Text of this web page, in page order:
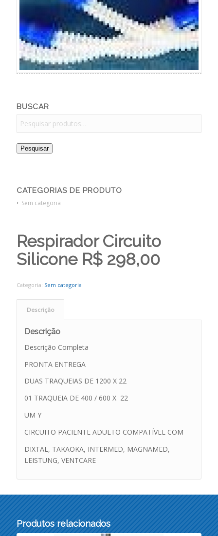
BUSCAR
Pesquisar
CATEGORIAS DE PRODUTO
Sem categoria
Respirador Circuito
Silicone R$ 298,00
Categoria: Sem categoria
Descrição
Descrição
Descrição Completa
PRONTA ENTREGA
DUAS TRAQUEIAS DE 1200 X 22
01 TRAQUEIA DE 400 / 600 X 22
UM Y
CIRCUITO PACIENTE ADULTO COMPATÍVEL COM
DIXTAL, TAKAOKA, INTERMED, MAGNAMED,
LEISTUNG, VENTCARE
Produtos relacionados